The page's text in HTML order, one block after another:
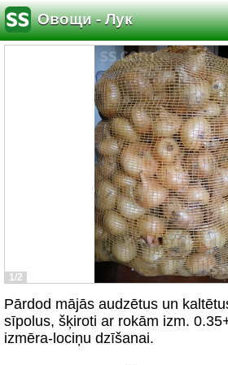
Овощи - Лук
1/2
Pārdod mājās audzētus un
sīpolus, šķiroti ar rokām izm.
izmēra-lociņu dzīšanai.